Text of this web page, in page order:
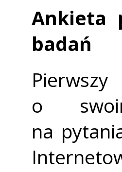
Ankieta
badań
o
na